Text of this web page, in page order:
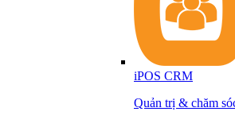
iPOS CRM
Quản trị & chăm